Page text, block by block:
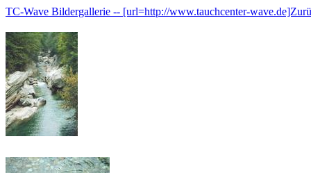
TC-Wave Bildergallerie -- [url=http://www.tauchcenter-